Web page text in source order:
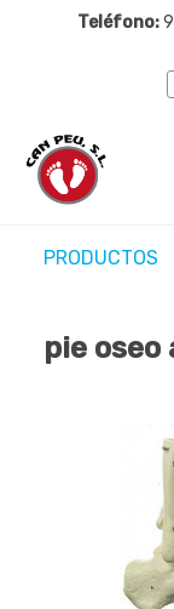
Teléfono:
PRODUCTOS
pie oseo